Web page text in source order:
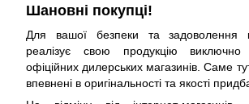
Шановні покупці!
Для вашої безпеки та задоволення
реалізує свою продукцію
офіційних дилерських магазинів. Саме
впевнені в оригінальності та якості